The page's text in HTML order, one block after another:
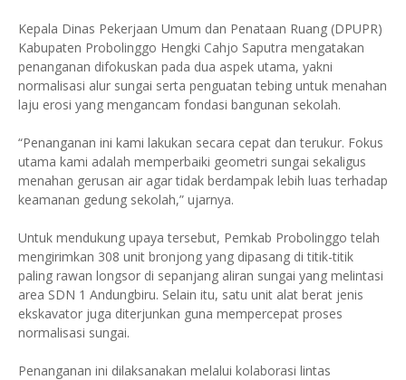
Kepala Dinas Pekerjaan Umum dan Penataan Ruang (DPUPR)
Kabupaten Probolinggo Hengki Cahjo Saputra mengatakan
penanganan difokuskan pada dua aspek utama, yakni
normalisasi alur sungai serta penguatan tebing untuk menahan
laju erosi yang mengancam fondasi bangunan sekolah.
“Penanganan ini kami lakukan secara cepat dan terukur. Fokus
utama kami adalah memperbaiki geometri sungai sekaligus
menahan gerusan air agar tidak berdampak lebih luas terhadap
keamanan gedung sekolah,” ujarnya.
Untuk mendukung upaya tersebut, Pemkab Probolinggo telah
mengirimkan 308 unit bronjong yang dipasang di titik-titik
paling rawan longsor di sepanjang aliran sungai yang melintasi
area SDN 1 Andungbiru. Selain itu, satu unit alat berat jenis
ekskavator juga diterjunkan guna mempercepat proses
normalisasi sungai.
Penanganan ini dilaksanakan melalui kolaborasi lintas